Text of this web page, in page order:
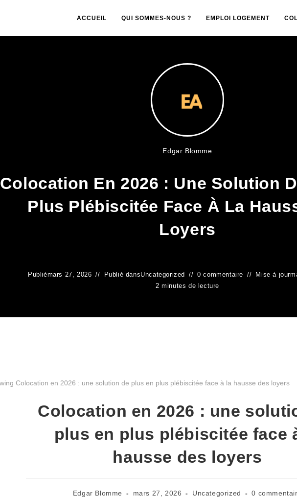
ACCUEIL QUI SOMMES-NOUS ? EMPLOI LOGEMENT
Edgar Blomme
Colocation En 2026 : Une Solution
Plus Plébiscitée Face À La
Loyers
Publiémars 27, 2026 Publié dansUncategorized 0 commentaire Mise à jour
2 minutes de lecture
Colocation en 2026 : une
plus en plus plébiscitée face
hausse des loyers
Edgar Blomme mars 27, 2026 Uncategorized 0